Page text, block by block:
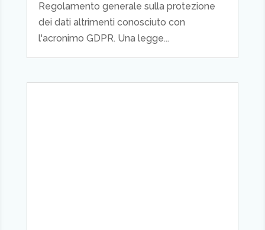
Regolamento generale sulla protezione
dei dati altrimenti conosciuto con
l'acronimo GDPR. Una legge...